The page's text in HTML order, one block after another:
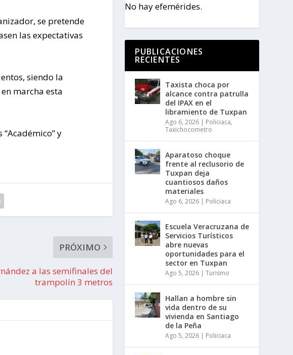
se pretende
las expectativas
siendo la
marcha esta
y
PRÓXIMO
a las semifinales del
trampolín 3 metros
No hay efemérides.
PUBLICACIONES
RECIENTES
Taxista choca por
alcance contra patrulla
del IPAX en el
libramiento de Tuxpan
Ago 6, 2026| Policiaca,
Taxichocometro
Aparatoso choque
frente al reclusorio de
Tuxpan deja
cuantiosos daños
materiales
Ago 6, 2026| Policiaca
Escuela Veracruzana de
Servicios Turísticos
abre nuevas
oportunidades para el
sector en Tuxpan
Ago 5, 2026| Turismo
Hallan a hombre sin
vida dentro de su
vivienda en Santiago
de la Peña
Ago 5, 2026| Policiaca